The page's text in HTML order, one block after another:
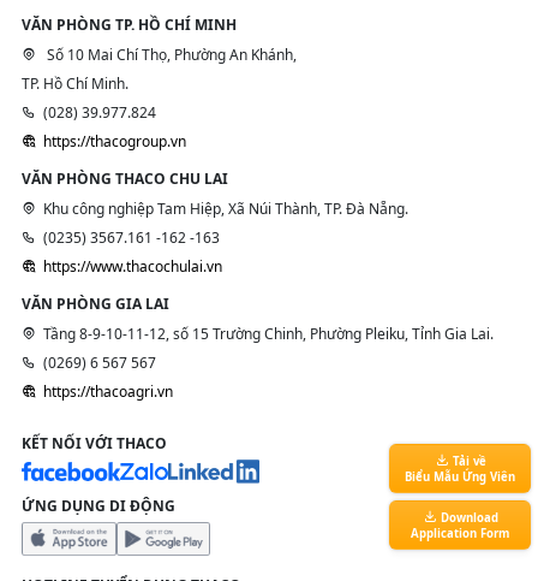
VĂN PHÒNG TP. HỒ CHÍ MINH
Số 10 Mai Chí Thọ, Phường An Khánh,
TP. Hồ Chí Minh.
(028) 39.977.824
https://thacogroup.vn
VĂN PHÒNG THACO CHU LAI
Khu công nghiệp Tam Hiệp, Xã Núi Thành, TP. Đà Nẵng.
(0235) 3567.161 -162 -163
https://www.thacochulai.vn
VĂN PHÒNG GIA LAI
Tầng 8-9-10-11-12, số 15 Trường Chinh, Phường Pleiku, Tỉnh Gia Lai.
(0269) 6 567 567
https://thacoagri.vn
KẾT NỐI VỚI THACO
ỨNG DỤNG DI ĐỘNG
Tải về
Biểu Mẫu Ứng Viên
Download
Application Form